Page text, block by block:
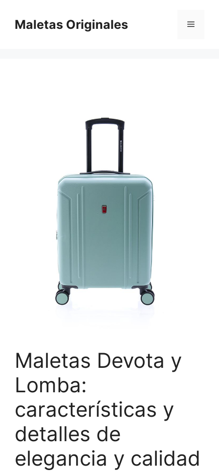
contenido
Maletas Originales Menú
Maletas Devota y
Lomba:
características y
detalles de
elegancia y calidad